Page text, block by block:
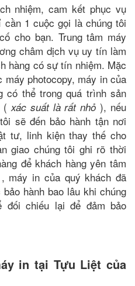
nhiệm, cam kết phục vụ
1 cuộc gọi là chúng tôi
cho bạn. Trung tâm máy
châm dịch vụ uy tín làm
hàng có sự tín nhiệm. Mặc
máy photocopy, máy in của
có thể trong quá trình sản
( xác suất là rất nhỏ ), nếu
sẽ đến bảo hành tận nơi
tư, linh kiện thay thế cho
giao chúng tôi ghi rõ thời
để khách hàng yên tâm
máy in của quý khách đã
hành bao lâu khi chúng
đối chiếu lại để đảm bảo
in tại Tựu Liệt của